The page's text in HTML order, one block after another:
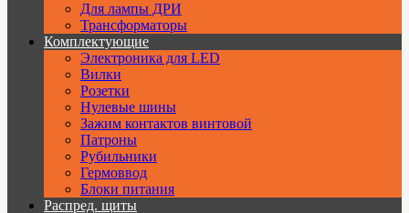
Для лампы ДРИ
Трансформаторы
Комплектующие
Электроника для LED
Вилки
Розетки
Нулевые шины
Зажим контактов винтовой
Патроны
Рубильники
Гермоввод
Блоки питания
Распред. щиты